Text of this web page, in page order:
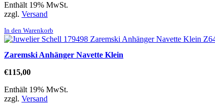
Enthält 19% MwSt.
zzgl. Versand
In den Warenkorb
Zaremski Anhänger Navette Klein
€115,00
Enthält 19% MwSt.
zzgl. Versand